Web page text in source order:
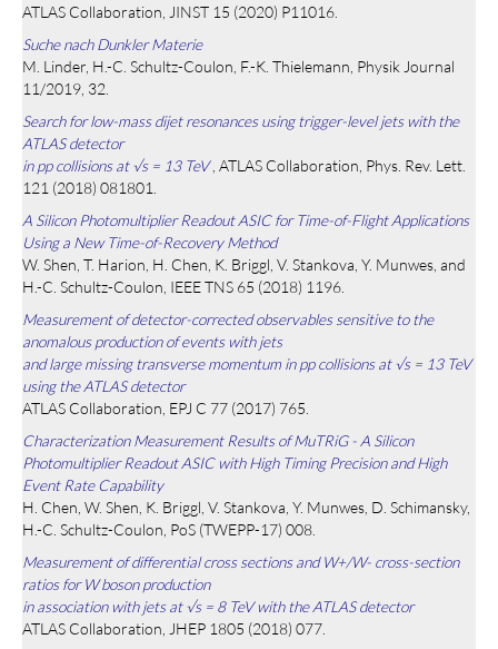
ATLAS Collaboration, JINST 15 (2020) P11016.
Suche nach Dunkler Materie
M. Linder, H.-C. Schultz-Coulon, F.-K. Thielemann, Physik Journal
11/2019, 32.
Search for low-mass dijet resonances using trigger-level jets with the
ATLAS detector
in pp collisions at √s = 13 TeV , ATLAS Collaboration, Phys. Rev. Lett.
121 (2018) 081801.
A Silicon Photomultiplier Readout ASIC for Time-of-Flight Applications
Using a New Time-of-Recovery Method
W. Shen, T. Harion, H. Chen, K. Briggl, V. Stankova, Y. Munwes, and
H.-C. Schultz-Coulon, IEEE TNS 65 (2018) 1196.
Measurement of detector-corrected observables sensitive to the
anomalous production of events with jets
and large missing transverse momentum in pp collisions at √s = 13 TeV
using the ATLAS detector
ATLAS Collaboration, EPJ C 77 (2017) 765.
Characterization Measurement Results of MuTRiG - A Silicon
Photomultiplier Readout ASIC with High Timing Precision and High
Event Rate Capability
H. Chen, W. Shen, K. Briggl, V. Stankova, Y. Munwes, D. Schimansky,
H.-C. Schultz-Coulon, PoS (TWEPP-17) 008.
Measurement of differential cross sections and W+/W- cross-section
ratios for W boson production
in association with jets at √s = 8 TeV with the ATLAS detector
ATLAS Collaboration, JHEP 1805 (2018) 077.